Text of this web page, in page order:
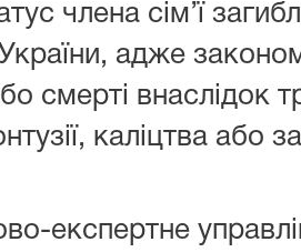
члена сім’ї
адже
смерті внаслідок
каліцтва або
експертне